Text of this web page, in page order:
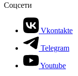
Соцсети
Vkontakte
Telegram
Youtube